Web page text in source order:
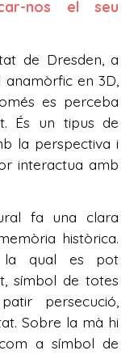
nos el seu
de Dresden, a
en 3D,
es perceba
És un tipus de
la perspectiva i
interactua amb
fa una clara
històrica.
la qual es pot
símbol de totes
persecució,
Sobre la mà hi
a símbol de